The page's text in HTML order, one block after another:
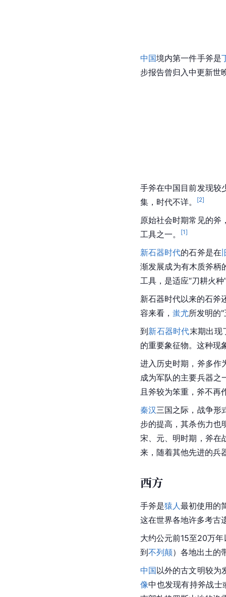
中国境内第一件手斧是
步报告曾归入中更新世
手斧在中国目前发现较
集，时代不详。
[2]
原始社会时期常见的斧
工具之一。
[1]
新石器时代的石斧是在
渐发展成为有木质斧柄
工具，是适应“刀耕火种
新石器时代以来的石斧
容来看， 蚩尤所发明的
到新石器时代末期出现
的重要象征物。这种现
进入历史时期，斧多作
成为军队的主要兵器之
且斧较为笨重，斧不再
秦汉三国之际，战争形
步的提高，其杀伤力也
宋、元、明时期，斧在
来，随着其他先进的兵
西方
手斧是猿人最初使用的
这在世界各地许多考古
大约公元前15至20万
到不列颠）各地出土的
中国以外的古文明较为
像中也发现有持斧战士